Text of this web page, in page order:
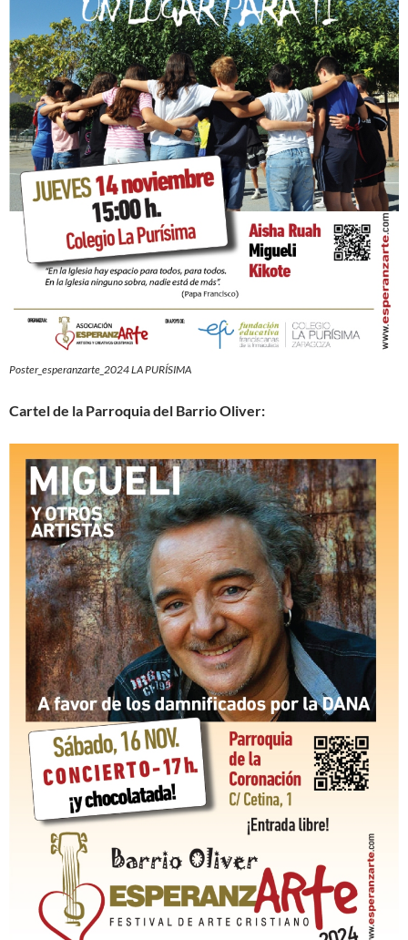
Poster_esperanzarte_2024 LA PURÍSIMA
Cartel de la Parroquia del Barrio Oliver: